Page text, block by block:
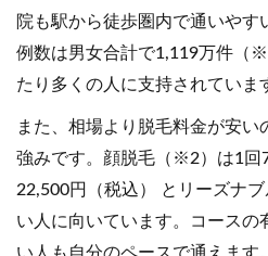
院も駅から徒歩圏内で通いやす
例数は男女合計で1,119万件（
たり多くの人に支持されていま
また、相場より脱毛料金が安
強みです。顔脱毛（※2）は1回
22,500円（税込） とリーズナ
い人に向いています。コースの